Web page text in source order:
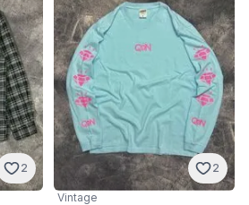
2 2
Vintage